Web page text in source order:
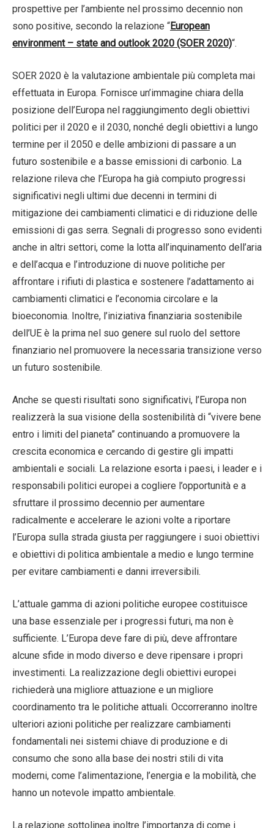
prospettive per l’ambiente nel prossimo decennio non
sono positive, secondo la relazione “European
environment – state and outlook 2020 (SOER 2020)“.
SOER 2020 è la valutazione ambientale più completa mai
effettuata in Europa. Fornisce un’immagine chiara della
posizione dell’Europa nel raggiungimento degli obiettivi
politici per il 2020 e il 2030, nonché degli obiettivi a lungo
termine per il 2050 e delle ambizioni di passare a un
futuro sostenibile e a basse emissioni di carbonio. La
relazione rileva che l’Europa ha già compiuto progressi
significativi negli ultimi due decenni in termini di
mitigazione dei cambiamenti climatici e di riduzione delle
emissioni di gas serra. Segnali di progresso sono evidenti
anche in altri settori, come la lotta all’inquinamento dell’aria
e dell’acqua e l’introduzione di nuove politiche per
affrontare i rifiuti di plastica e sostenere l’adattamento ai
cambiamenti climatici e l’economia circolare e la
bioeconomia. Inoltre, l’iniziativa finanziaria sostenibile
dell’UE è la prima nel suo genere sul ruolo del settore
finanziario nel promuovere la necessaria transizione verso
un futuro sostenibile.
Anche se questi risultati sono significativi, l’Europa non
realizzerà la sua visione della sostenibilità di “vivere bene
entro i limiti del pianeta” continuando a promuovere la
crescita economica e cercando di gestire gli impatti
ambientali e sociali. La relazione esorta i paesi, i leader e i
responsabili politici europei a cogliere l’opportunità e a
sfruttare il prossimo decennio per aumentare
radicalmente e accelerare le azioni volte a riportare
l’Europa sulla strada giusta per raggiungere i suoi obiettivi
e obiettivi di politica ambientale a medio e lungo termine
per evitare cambiamenti e danni irreversibili.
L’attuale gamma di azioni politiche europee costituisce
una base essenziale per i progressi futuri, ma non è
sufficiente. L’Europa deve fare di più, deve affrontare
alcune sfide in modo diverso e deve ripensare i propri
investimenti. La realizzazione degli obiettivi europei
richiederà una migliore attuazione e un migliore
coordinamento tra le politiche attuali. Occorreranno inoltre
ulteriori azioni politiche per realizzare cambiamenti
fondamentali nei sistemi chiave di produzione e di
consumo che sono alla base dei nostri stili di vita
moderni, come l’alimentazione, l’energia e la mobilità, che
hanno un notevole impatto ambientale.
La relazione sottolinea inoltre l’importanza di come i